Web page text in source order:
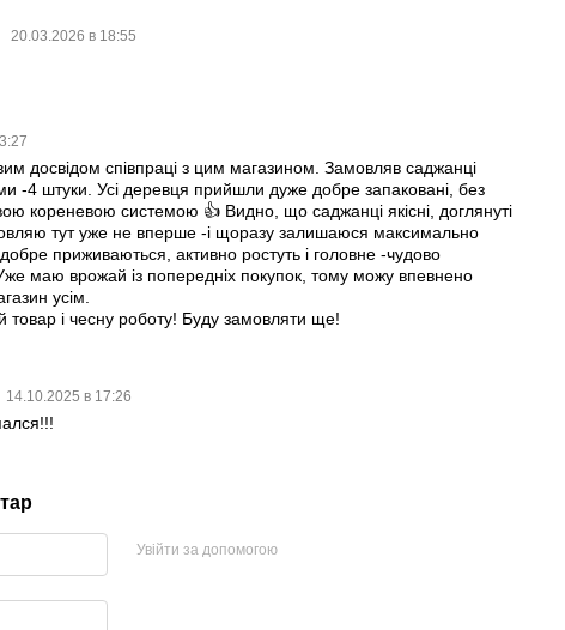
20.03.2026 в 18:55
досвідом співпраці з цим магазином. Замовляв саджанці
-4 штуки. Усі деревця прийшли дуже добре запаковані, без
кореневою системою 👍 Видно, що саджанці якісні, доглянуті
тут уже не вперше -і щоразу залишаюся максимально
приживаються, активно ростуть і головне -чудово
маю врожай із попередніх покупок, тому можу впевнено
усім.
товар і чесну роботу! Буду замовляти ще!
14.10.2025 в 17:26
Увійти за допомогою